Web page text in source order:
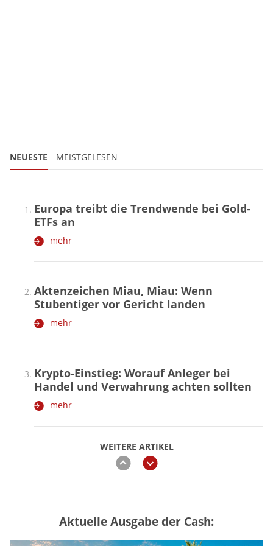
NEUESTE MEISTGELESEN
WEITERE ARTIKEL
zurückweiter
Europa treibt die Trendwende bei Gold-
ETFs an
mehr
Aktenzeichen Miau, Miau: Wenn
Stubentiger vor Gericht landen
mehr
Krypto-Einstieg: Worauf Anleger bei
Handel und Verwahrung achten sollten
mehr
Vermieter-Zutritt: Wann Mieter
die Wohnung öffnen müssen
Aktuelle Ausgabe der Cash: